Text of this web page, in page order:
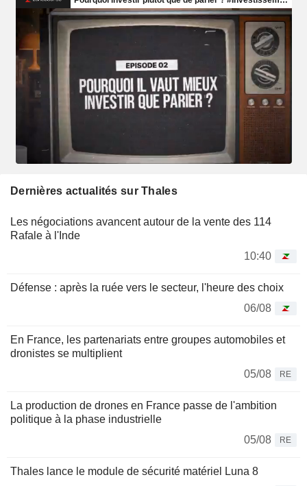
Dernières actualités sur Thales
Les négociations avancent autour de la vente des 114
Rafale à l'Inde
10:40
Défense : après la ruée vers le secteur, l'heure des choix
06/08
En France, les partenariats entre groupes automobiles et
dronistes se multiplient
05/08
RE
La production de drones en France passe de l'ambition
politique à la phase industrielle
05/08
RE
Thales lance le module de sécurité matériel Luna 8